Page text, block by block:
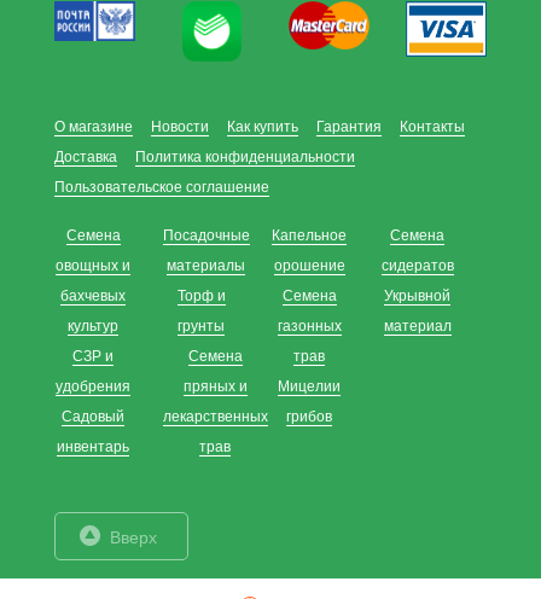
О магазине Новости Как купить Гарантия
Контакты
Доставка
Политика конфиденциальности
Пользовательское соглашение
Семена
овощных и
бахчевых
культур
СЗР и
удобрения
Садовый
инвентарь
Посадочные
материалы
Торф и
грунты
Семена
пряных и
лекарственных
трав
Капельное
орошение
Семена
газонных
трав
Мицелии
грибов
Семена
сидератов
Укрывной
материал
Вверх